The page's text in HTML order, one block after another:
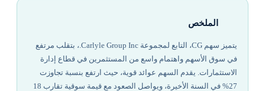
الملخص
يتميز سهم CG، التابع لمجموعة Carlyle Group Inc.، بتقلب مرتفع
في سوق الأسهم واهتمام واسع من المستثمرين في قطاع إدارة
الاستثمارات. يقدم السهم عوائد قوية، حيث ارتفع بنسبة تجاوزت
27% في السنة الأخيرة، ويواصل الصعود مع قيمة سوقية تقارب 18